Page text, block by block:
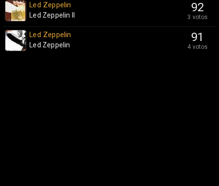
92
3 votos
Led Zeppelin
Led Zeppelin II
91
4 votos
Led Zeppelin
Led Zeppelin